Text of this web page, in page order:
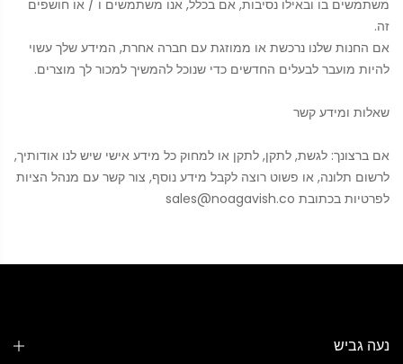
משתמשים בו ובאילו נסיבות, אם בכלל, אנו משתמשים ו / או חושפים
זה.
אם החנות שלנו נרכשת או ממוזגת עם חברה אחרת, המידע שלך עשוי
להיות מועבר לבעלים החדשים כדי שנוכל להמשיך למכור לך מוצרים.
שאלות ומידע קשר
אם ברצונך: לגשת, לתקן, לתקן או למחוק כל מידע אישי שיש לנו אודותיך,
לרשום תלונה, או פשוט רוצה לקבל מידע נוסף, צור קשר עם מנהל הציות
לפרטיות בכתובת sales@noagavish.co
נעה גביש